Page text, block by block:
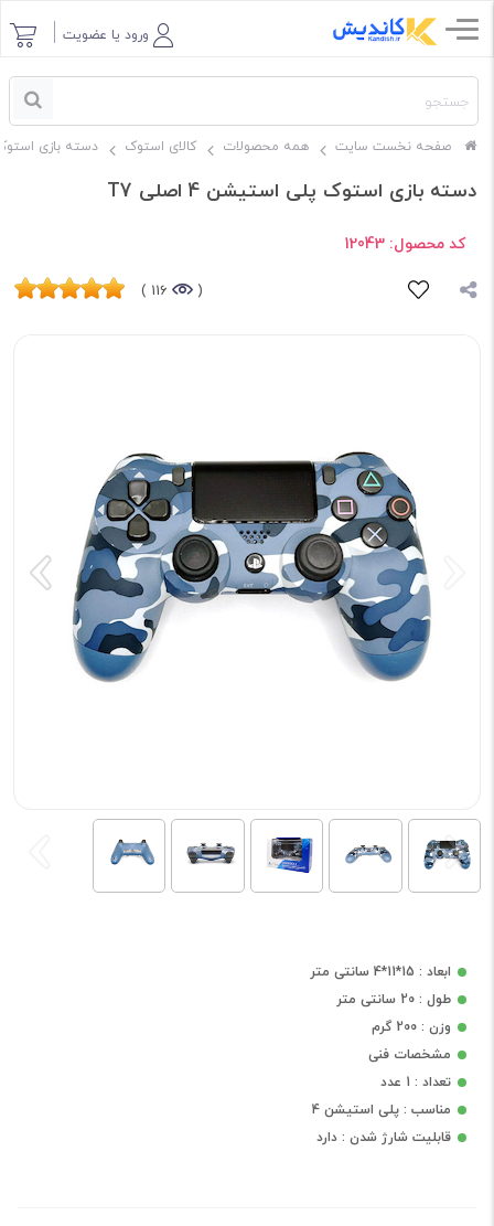
ورود یا عضویت
صفحه نخست سایت همه محصولات کالای استوک دسته بازی
دسته بازی استوک پلی استیشن 4 اصلی T7
کد محصول: 12043
(
116 )
ابعاد : 15*11*4 سانتی متر
طول : 20 سانتی متر
وزن : 200 گرم
مشخصات فنی
تعداد : 1 عدد
مناسب : پلی استیشن 4
قابلیت شارژ شدن : دارد